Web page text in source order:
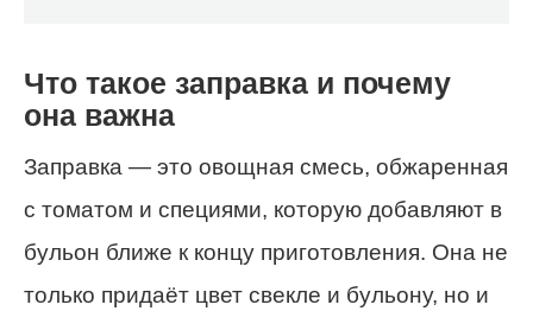
Что такое заправка и почему
она важна
Заправка — это овощная смесь, обжаренная
с томатом и специями, которую добавляют в
бульон ближе к концу приготовления. Она не
только придаёт цвет свекле и бульону, но и